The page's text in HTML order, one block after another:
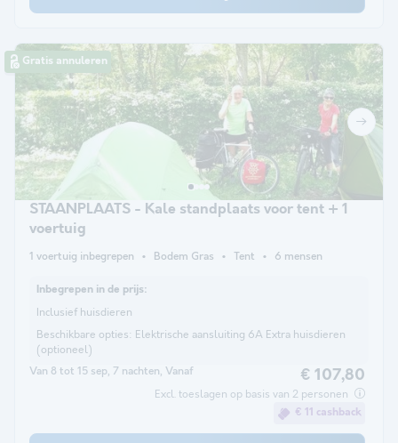
Gratis annuleren
STAANPLAATS - Kale standplaats voor tent + 1
voertuig
1 voertuig inbegrepen Bodem Gras Tent 6 mensen
Inbegrepen in de prijs:
Inclusief huisdieren
Beschikbare opties: Elektrische aansluiting 6A Extra huisdieren
(optioneel)
Van 8 tot 15 sep, 7 nachten, Vanaf € 107,80
Excl. toeslagen op basis van 2 personen
€ 11 cashback